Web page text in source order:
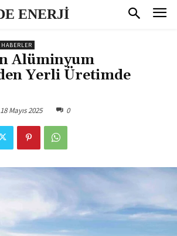
ENERJİ
HABERLER
Alüminyum
Yerli Üretimde
18 Mayıs 2025 0